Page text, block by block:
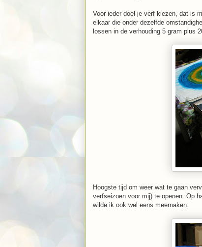
Voor ieder doel je verf kiezen, dat is
elkaar die onder dezelfde
lossen in de verhouding 5 gram plus
Hoogste tijd om weer wat te gaan
verfseizoen voor mij) te openen. Op
wilde ik ook wel eens meemaken: